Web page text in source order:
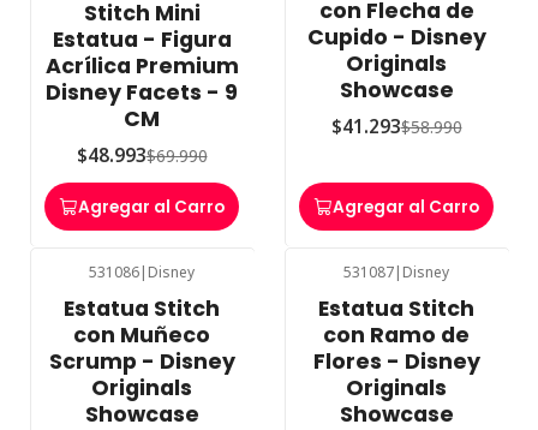
Stitch Mini
Estatua - Figura
Acrílica Premium
Disney Facets - 9
CM
$48.993$69.990
Agregar al Carro
con Flecha de
Cupido - Disney
Originals
Showcase
$41.293$58.990
Agregar al Carro
531086| Disney
Estatua Stitch
con Muñeco
Scrump - Disney
Originals
Showcase
531087| Disney
Estatua Stitch
con Ramo de
Flores - Disney
Originals
Showcase